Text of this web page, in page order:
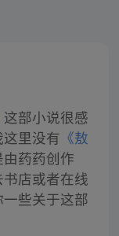
这部小说很感
里没有 《敖
药药创作
店或者在线
些关于这部